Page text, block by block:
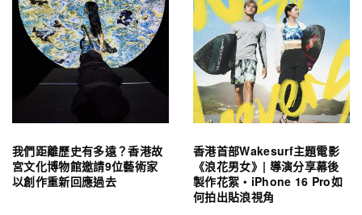
我們距離歷史有多遠？香港故
宮文化博物館邀請9位藝術家
以創作重新回應過去
香港首部Wakesurf主題電影
《浪花男女》| 導演分享幕後
製作花絮・iPhone 16 Pro如
何拍出貼浪視角